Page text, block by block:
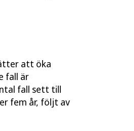
att öka
fall är
fall sett till
fem år, följt av